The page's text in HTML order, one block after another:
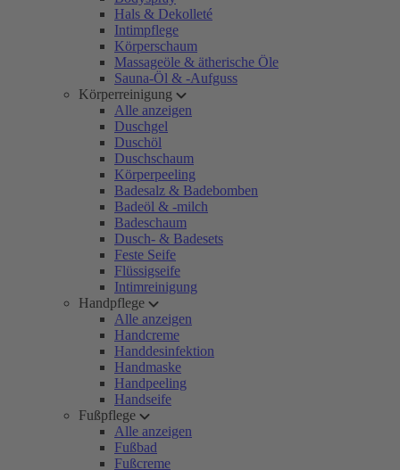
Hals & Dekolleté
Intimpflege
Körperschaum
Massageöle & ätherische Öle
Sauna-Öl & -Aufguss
Körperreinigung
Alle anzeigen
Duschgel
Duschöl
Duschschaum
Körperpeeling
Badesalz & Badebomben
Badeöl & -milch
Badeschaum
Dusch- & Badesets
Feste Seife
Flüssigseife
Intimreinigung
Handpflege
Alle anzeigen
Handcreme
Handdesinfektion
Handmaske
Handpeeling
Handseife
Fußpflege
Alle anzeigen
Fußbad
Fußcreme